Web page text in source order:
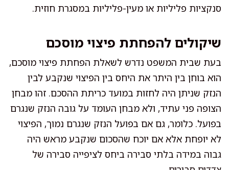
סנקציות פליליות או מעין-פליליות במסגרת חוזית.
שיקולים להפחתת פיצוי מוסכם
בעת שבית המשפט נדרש לשאלת הפחתת פיצוי מוסכם,
הוא בוחן בין היתר את היחס בין הפיצוי שנקבע לבין
הנזק שניתן היה לחזות במועד כריתת ההסכם. זהו מבחן
הצופה פני עתיד, ולא מבחן העומד על גובה הנזק שנגרם
בפועל. כלומר, גם אם בפועל הנזק שנגרם נמוך, הפיצוי
לא יופחת אלא אם יוכח שהסכום שנקבע מראש היה
גבוה במידה בלתי סבירה ביחס לציפייה סבירה של